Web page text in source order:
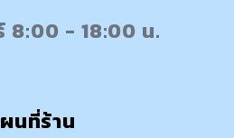
8:00 - 18:00 น.
นที่ร้าน